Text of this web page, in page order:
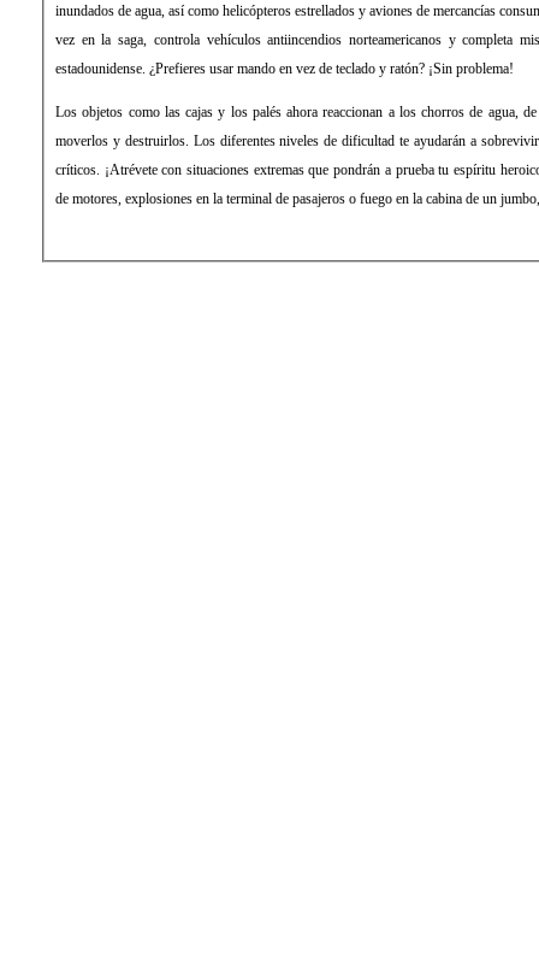
inundados de agua, así como helicópteros estrellados y aviones de mercancías
vez en la saga, controla vehículos antiincendios norteamericanos y completa
estadounidense. ¿Prefieres usar mando en vez de teclado y ratón? ¡Sin problema!
Los objetos como las cajas y los palés ahora reaccionan a los chorros de agua,
moverlos y destruirlos. Los diferentes niveles de dificultad te ayudarán a
críticos. ¡Atrévete con situaciones extremas que pondrán a prueba tu espíritu
de motores, explosiones en la terminal de pasajeros o fuego en la cabina de un